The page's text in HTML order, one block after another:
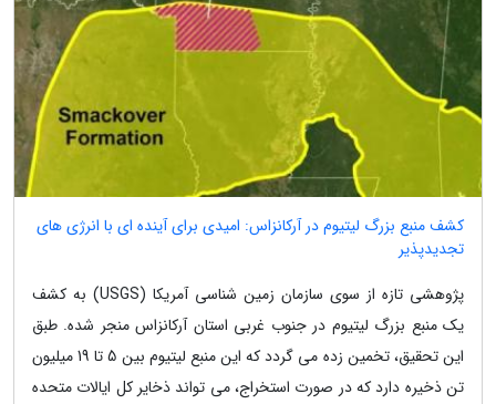
کشف منبع بزرگ لیتیوم در آرکانزاس: امیدی برای آینده ای با انرژی های
تجدیدپذیر
پژوهشی تازه از سوی سازمان زمین شناسی آمریکا (USGS) به کشف
یک منبع بزرگ لیتیوم در جنوب غربی استان آرکانزاس منجر شده. طبق
این تحقیق، تخمین زده می گردد که این منبع لیتیوم بین 5 تا 19 میلیون
تن ذخیره دارد که در صورت استخراج، می تواند ذخایر کل ایالات متحده